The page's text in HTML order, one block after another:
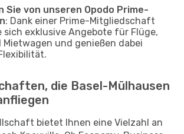
Sie von unseren Opodo Prime-
: Dank einer Prime-Mitgliedschaft
sich exklusive Angebote für Flüge,
Mietwagen und genießen dabei
die Basel-Mülhausen
bietet Ihnen eine Vielzahl an